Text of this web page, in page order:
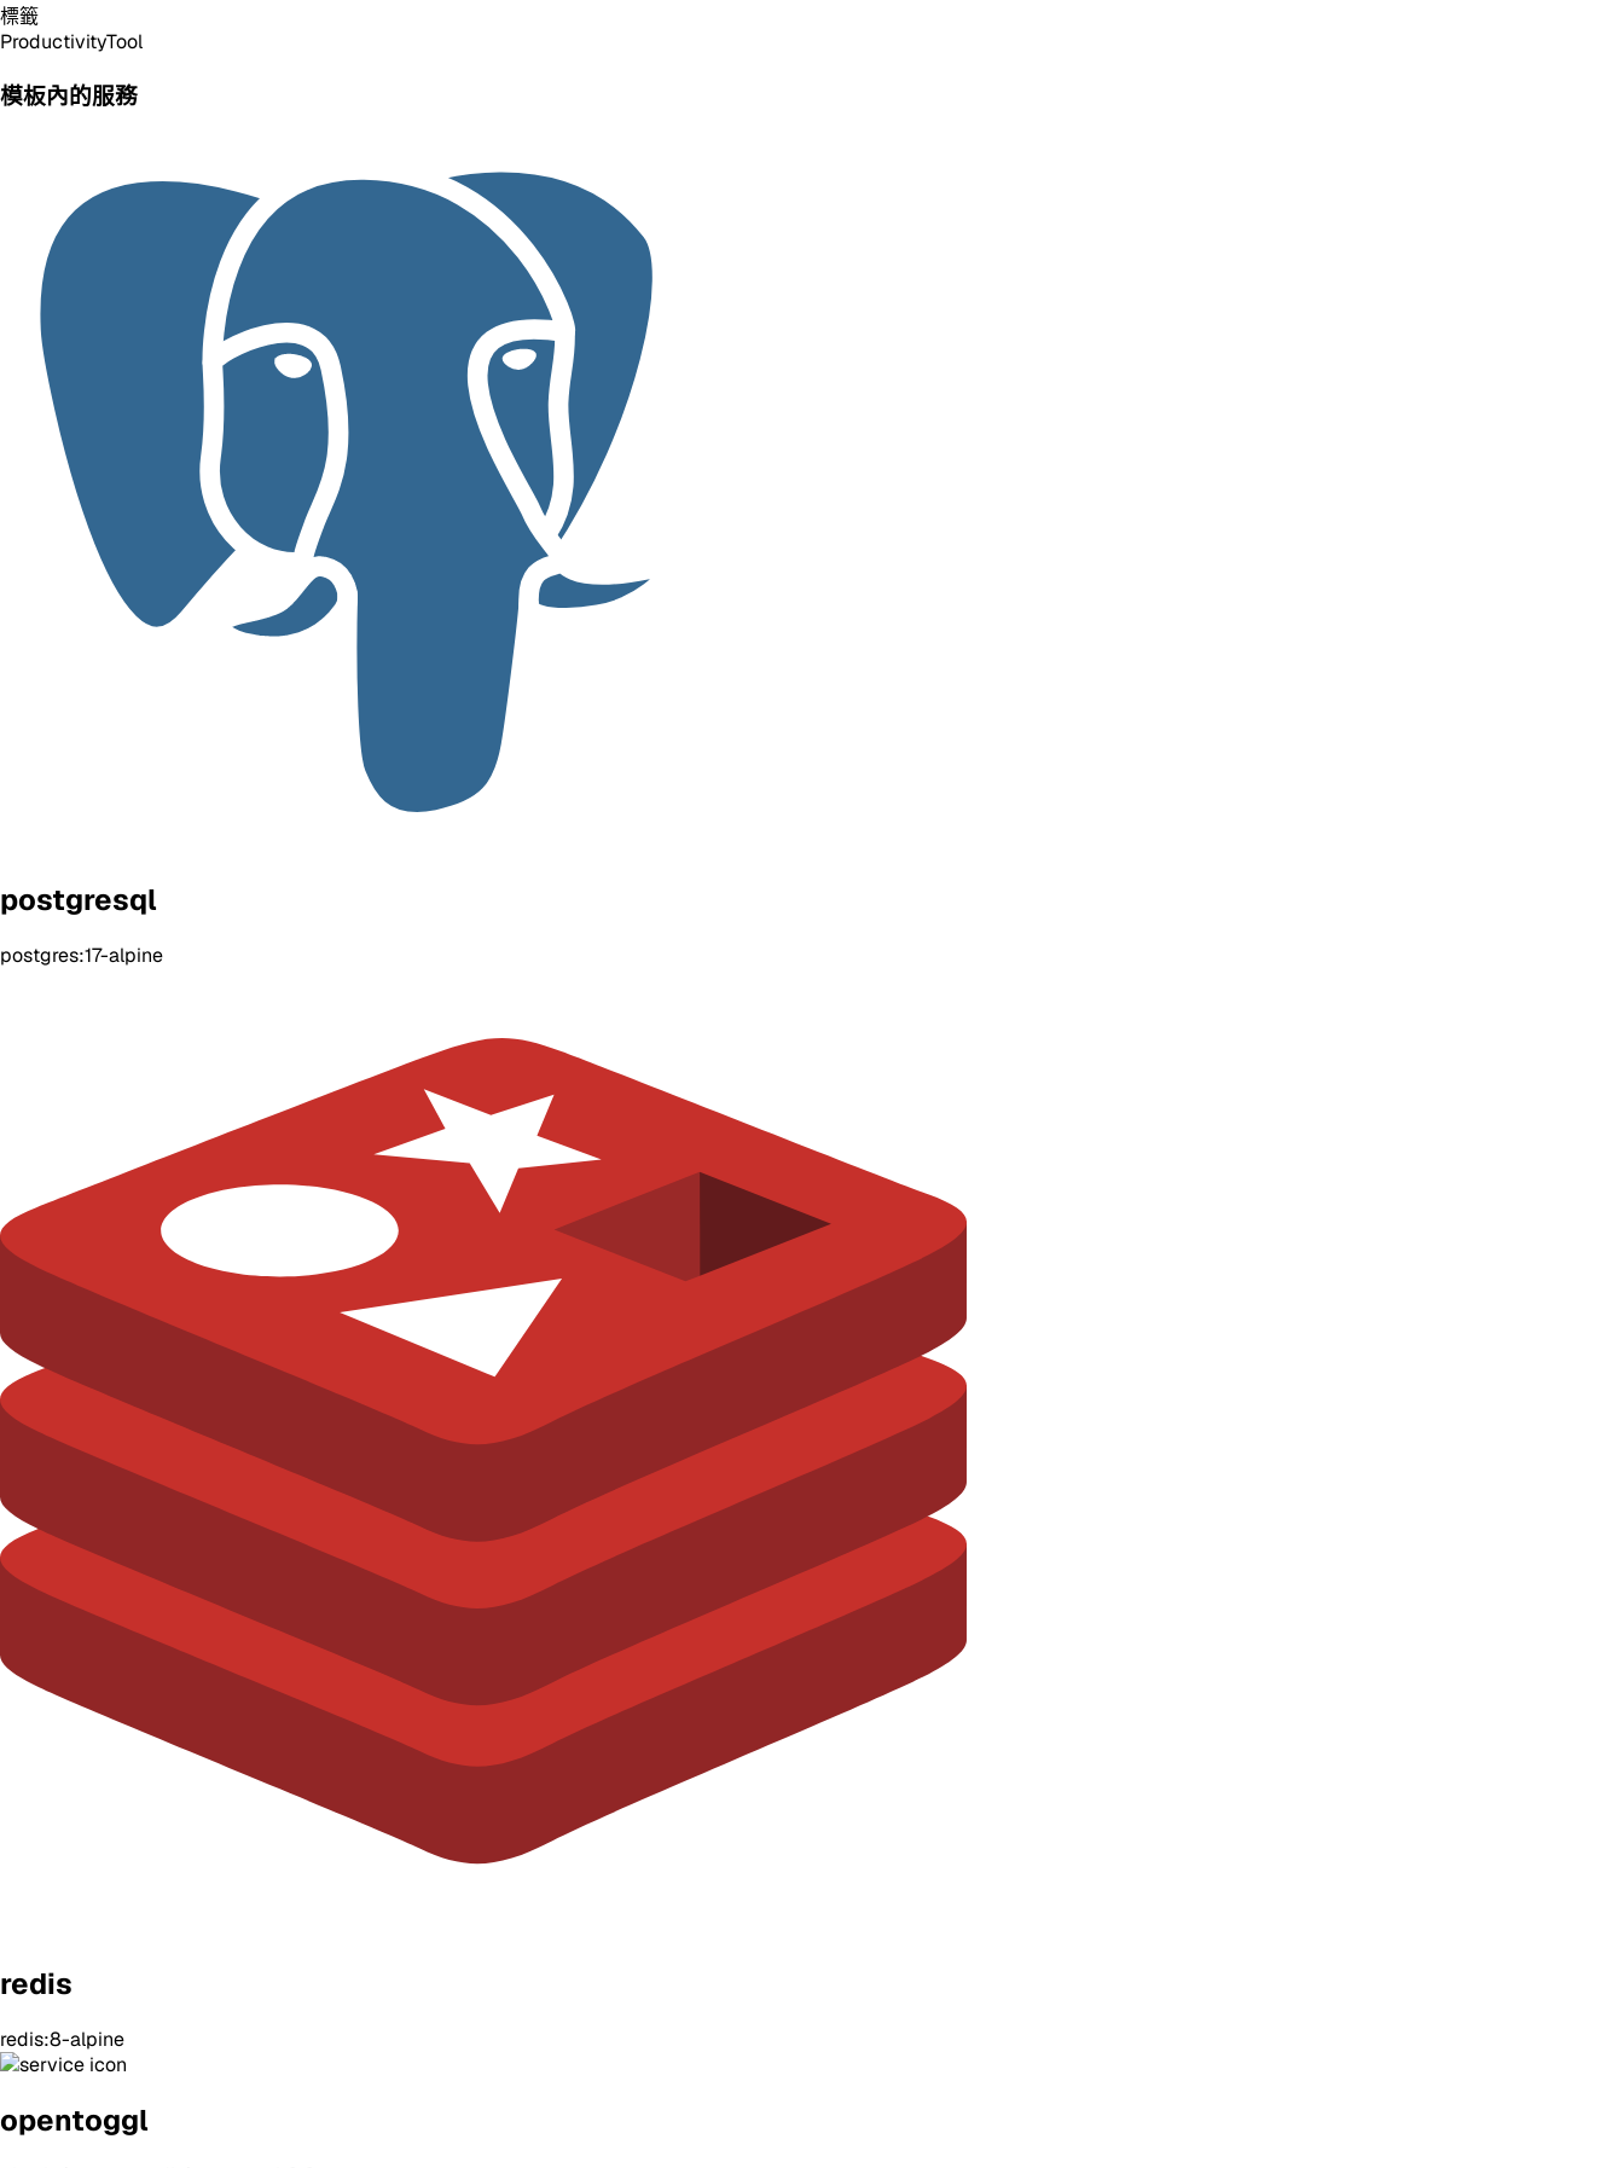
標籤
ProductivityTool
模板內的服務
postgresql
postgres:17-alpine
redis
redis:8-alpine
opentoggl